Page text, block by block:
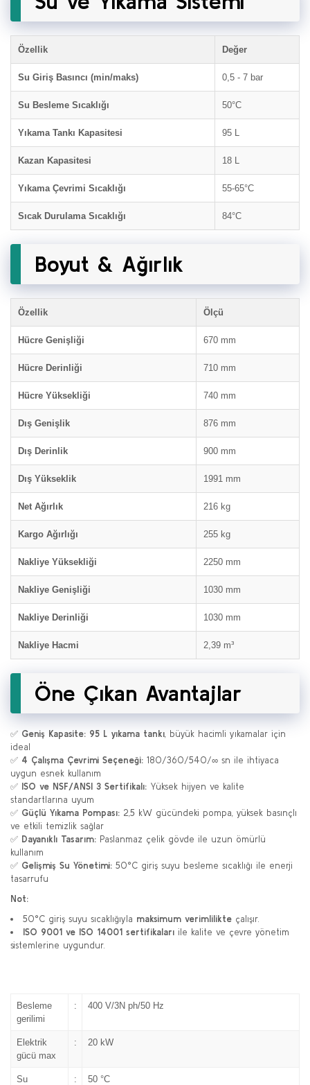
Özellik Değer
Su Giriş Basıncı (min/maks) 0,5 - 7 bar
Su Besleme Sıcaklığı 50°C
Yıkama Tankı Kapasitesi 95 L
Kazan Kapasitesi 18 L
Yıkama Çevrimi Sıcaklığı 55-65°C
Sıcak Durulama Sıcaklığı 84°C
Boyut & Ağırlık
Özellik Ölçü
Hücre Genişliği 670 mm
Hücre Derinliği 710 mm
Hücre Yüksekliği 740 mm
Dış Genişlik 876 mm
Dış Derinlik 900 mm
Dış Yükseklik 1991 mm
Net Ağırlık 216 kg
Kargo Ağırlığı 255 kg
Nakliye Yüksekliği 2250 mm
Nakliye Genişliği 1030 mm
Nakliye Derinliği 1030 mm
Nakliye Hacmi 2,39 m³
Öne Çıkan Avantajlar
✅ Geniş Kapasite: 95 L yıkama tankı, büyük hacimli yıkamalar için
ideal
✅ 4 Çalışma Çevrimi Seçeneği: 180/360/540/∞ sn ile ihtiyaca
uygun esnek kullanım
✅ ISO ve NSF/ANSI 3 Sertifikalı: Yüksek hijyen ve kalite
standartlarına uyum
✅ Güçlü Yıkama Pompası: 2,5 kW gücündeki pompa, yüksek basınçlı
ve etkili temizlik sağlar
✅ Dayanıklı Tasarım: Paslanmaz çelik gövde ile uzun ömürlü
kullanım
✅ Gelişmiş Su Yönetimi: 50°C giriş suyu besleme sıcaklığı ile enerji
tasarrufu
Not:
50°C giriş suyu sıcaklığıyla maksimum verimlilikte çalışır.
ISO 9001 ve ISO 14001 sertifikaları ile kalite ve çevre yönetim
sistemlerine uygundur.
Besleme
gerilimi
: 400 V/3N ph/50 Hz
Elektrik
gücü max
: 20 kW
Su
: 50 °C